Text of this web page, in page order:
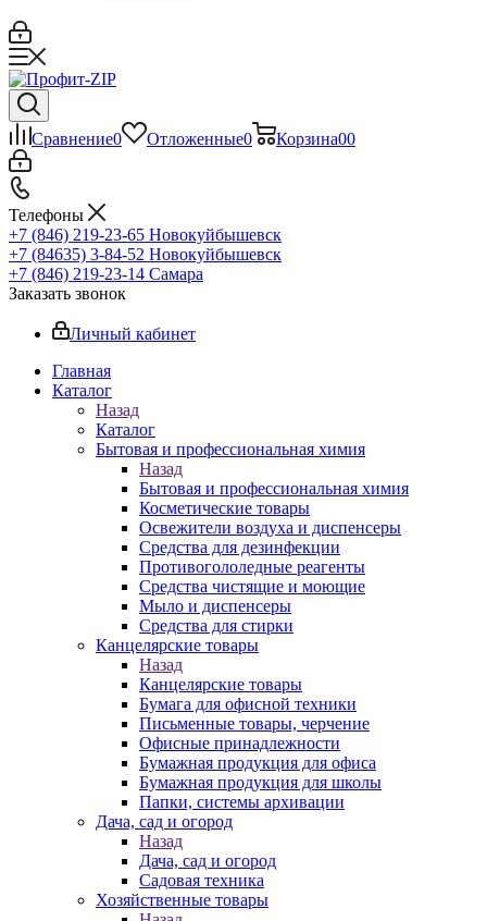
Сравнение0 Отложенные0 Корзина00
Телефоны
+7 (846) 219-23-65 Новокуйбышевск
+7 (84635) 3-84-52 Новокуйбышевск
+7 (846) 219-23-14 Самара
Заказать звонок
Личный кабинет
Главная
Каталог
Назад
Каталог
Бытовая и профессиональная химия
Назад
Бытовая и профессиональная химия
Косметические товары
Освежители воздуха и диспенсеры
Средства для дезинфекции
Противогололедные реагенты
Средства чистящие и моющие
Мыло и диспенсеры
Средства для стирки
Канцелярские товары
Назад
Канцелярские товары
Бумага для офисной техники
Письменные товары, черчение
Офисные принадлежности
Бумажная продукция для офиса
Бумажная продукция для школы
Папки, системы архивации
Дача, сад и огород
Назад
Дача, сад и огород
Садовая техника
Хозяйственные товары